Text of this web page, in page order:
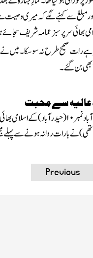
مبلغ سے کہنے لگے کہ میری وصیت
بھائی سر پر سبز عمامہ شریف
ہے رات صحیح طرح نہ سو سکا۔ میں
بھی بن گئے ۔
نمبر۱۰(حیدرآباد)کے اسلامی
تھی )نے بارات روانہ ہونے سے پہلے
Previous